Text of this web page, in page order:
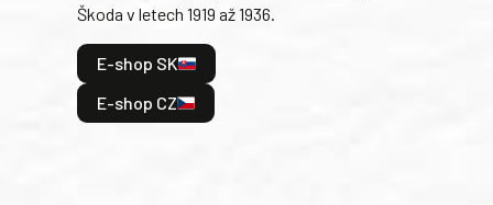
Škoda v letech 1919 až 1936.
E-shop SK
E-shop CZ